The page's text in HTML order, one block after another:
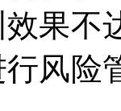
果不
风险